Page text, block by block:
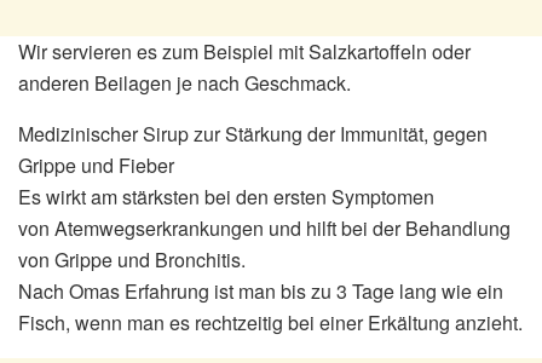
Wir servieren es zum Beispiel mit Salzkartoffeln oder
anderen Beilagen je nach Geschmack.
Medizinischer Sirup zur Stärkung der Immunität, gegen
Grippe und Fieber
Es wirkt am stärksten bei den ersten Symptomen
von Atemwegserkrankungen und hilft bei der Behandlung
von Grippe und Bronchitis.
Nach Omas Erfahrung ist man bis zu 3 Tage lang wie ein
Fisch, wenn man es rechtzeitig bei einer Erkältung anzieht.